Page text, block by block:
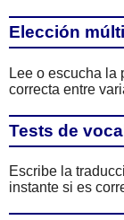
Elección
Lee o escucha la
correcta entre
Tests de
Escribe la
instante si es